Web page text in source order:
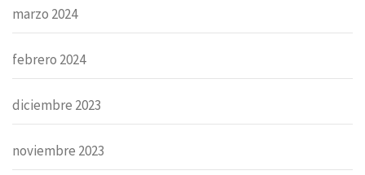
marzo 2024
febrero 2024
diciembre 2023
noviembre 2023